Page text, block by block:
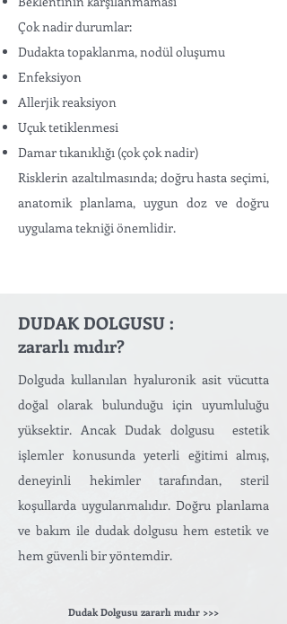
Çok nadir durumlar:
Dudakta topaklanma, nodül oluşumu
Enfeksiyon
Allerjik reaksiyon
Uçuk tetiklenmesi
Damar tıkanıklığı (çok çok nadir)
Risklerin azaltılmasında; doğru hasta seçimi,
anatomik planlama, uygun doz ve doğru
uygulama tekniği önemlidir.
DUDAK DOLGUSU :
zararlı mıdır?
Dolguda kullanılan hyaluronik asit vücutta
doğal olarak bulunduğu için uyumluluğu
yüksektir. Ancak Dudak dolgusu estetik
işlemler konusunda yeterli eğitimi almış,
deneyinli hekimler tarafından, steril
koşullarda uygulanmalıdır. Doğru planlama
ve bakım ile dudak dolgusu hem estetik ve
hem güvenli bir yöntemdir.
Dudak Dolgusu zararlı mıdır >>>